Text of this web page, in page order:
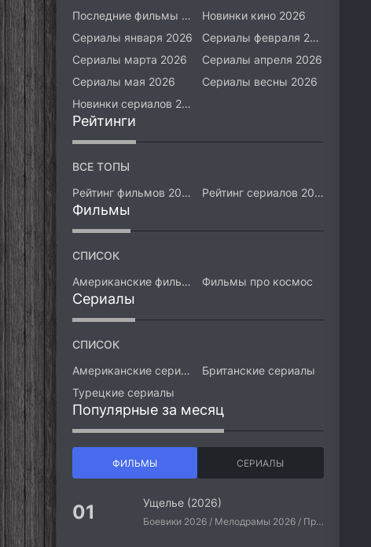
Последние фильмы 2026
Новинки кино 2026
Сериалы января 2026
Сериалы февраля 2026
Сериалы марта 2026
Сериалы апреля 2026
Сериалы мая 2026
Сериалы весны 2026
Новинки сериалов 2026
Рейтинги
ВСЕ ТОПЫ
Рейтинг фильмов 2026
Рейтинг сериалов 2026
Фильмы
СПИСОК
Американские фильмы
Фильмы про космос
Сериалы
СПИСОК
Американские сериалы
Британские сериалы
Турецкие сериалы
Популярные за месяц
ФИЛЬМЫ СЕРИАЛЫ
Ущелье (2026)
Боевики 2026 / Мелодрамы 2026 / Приключения 2026 / Ужасы 2026 / Фантастические 2026 / Зарубежные фильмы 2026 / Американские фильмы / Фильмы 2026